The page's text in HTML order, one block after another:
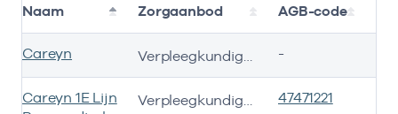
Naam Zorgaanbod AGB-code
Careyn Verpleegkundigen niveau 6 of hoger -
Careyn 1E Lijn
Verpleegkundigen niveau 6 of hoger 47471221